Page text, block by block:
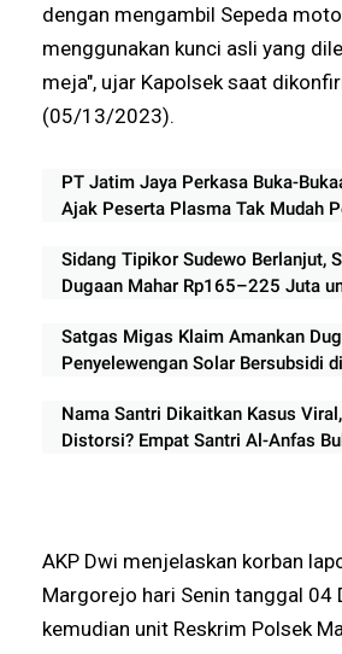
dengan mengambil Sepeda
menggunakan kunci asli yang
meja", ujar Kapolsek saat
(05/13/2023).
PT Jatim Jaya Perkasa Buka-
Ajak Peserta Plasma Tak Mudah
Sidang Tipikor Sudewo Berlanjut,
Dugaan Mahar Rp165–225 Juta
Satgas Migas Klaim Amankan
Penyelewengan Solar Bersubsidi
Gerombolan.
Nama Santri Dikaitkan Kasus
Distorsi? Empat Santri Al-Anfas
AKP Dwi menjelaskan korban
Margorejo hari Senin tanggal 04
kemudian unit Reskrim Polsek